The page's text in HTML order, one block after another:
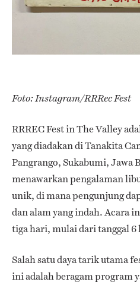
Foto: Instagram/RRRec Fest
RRREC Fest in The Valley
yang diadakan di Tanakita
Pangrango, Sukabumi, Jawa
menawarkan pengalaman
unik, di mana pengunjung
dan alam yang indah. Acara
tiga hari, mulai dari tanggal 6
Salah satu daya tarik utama
ini adalah beragam program